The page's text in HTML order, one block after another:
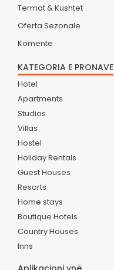
Termat & Kushtet
Oferta Sezonale
Komente
KATEGORIA E PRONAVE
Hotel
Apartments
Studios
Villas
Hostel
Holiday Rentals
Guest Houses
Resorts
Home stays
Boutique Hotels
Country Houses
Inns